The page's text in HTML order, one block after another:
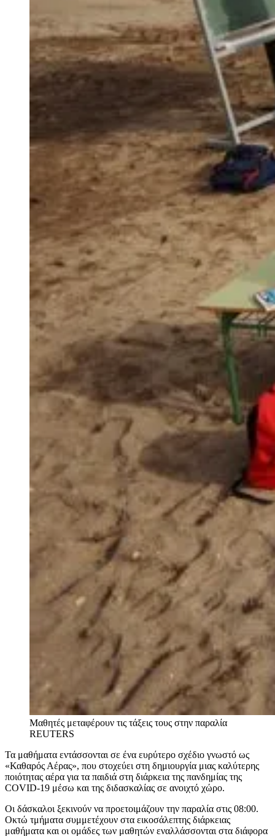
Μαθητές μεταφέρουν τις τάξεις τους στην παραλία
REUTERS
Τα μαθήματα εντάσσονται σε ένα ευρύτερο σχέδιο γνωστό ως
«Καθαρός Αέρας», που στοχεύει στη δημιουργία μιας καλύτερης
ποιότητας αέρα για τα παιδιά στη διάρκεια της πανδημίας της
COVID-19 μέσω και της διδασκαλίας σε ανοιχτό χώρο.
Οι δάσκαλοι ξεκινούν να προετοιμάζουν την παραλία στις 08:00.
Οκτώ τμήματα συμμετέχουν στα εικοσάλεπτης διάρκειας
μαθήματα και οι ομάδες των μαθητών εναλλάσσονται στα διάφορα